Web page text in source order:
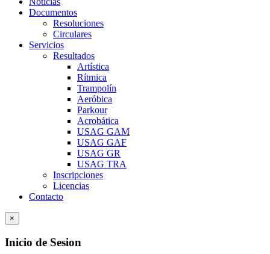
Documentos
Resoluciones
Circulares
Servicios
Resultados
Artística
Rítmica
Trampolín
Aeróbica
Parkour
Acrobática
USAG GAM
USAG GAF
USAG GR
USAG TRA
Inscripciones
Licencias
Contacto
×
Inicio de Sesion